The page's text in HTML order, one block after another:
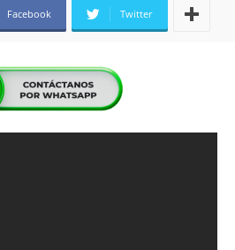
Facebook Twitter